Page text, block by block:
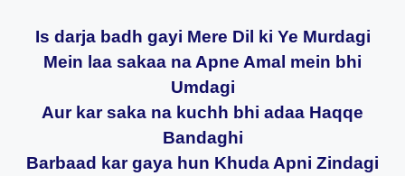
Is darja badh gayi Mere Dil ki Ye Murdagi
Mein laa sakaa na Apne Amal mein bhi
Umdagi
Aur kar saka na kuchh bhi adaa Haqqe
Bandaghi
Barbaad kar gaya hun Khuda Apni Zindagi